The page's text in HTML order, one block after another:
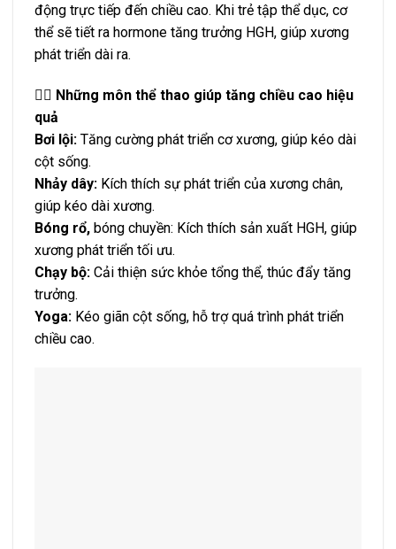
động trực tiếp đến chiều cao. Khi trẻ tập thể dục, cơ
thể sẽ tiết ra hormone tăng trưởng HGH, giúp xương
phát triển dài ra.
🏃‍♂️ Những môn thể thao giúp tăng chiều cao hiệu
quả
Bơi lội: Tăng cường phát triển cơ xương, giúp kéo dài
cột sống.
Nhảy dây: Kích thích sự phát triển của xương chân,
giúp kéo dài xương.
Bóng rổ, bóng chuyền: Kích thích sản xuất HGH, giúp
xương phát triển tối ưu.
Chạy bộ: Cải thiện sức khỏe tổng thể, thúc đẩy tăng
trưởng.
Yoga: Kéo giãn cột sống, hỗ trợ quá trình phát triển
chiều cao.